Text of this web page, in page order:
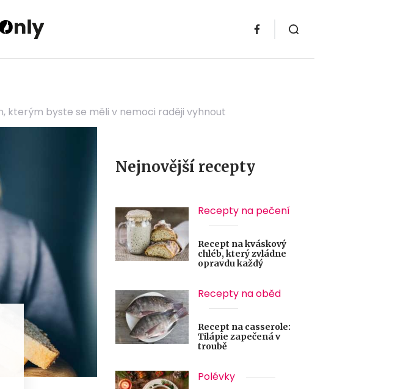
kterým byste se měli v nemoci raději vyhnout
Nejnovější recepty
Recepty na pečení
Recept na kváskový
chléb, který zvládne
opravdu každý
Recepty na oběd
Recept na casserole:
Tilápie zapečená v
troubě
Polévky